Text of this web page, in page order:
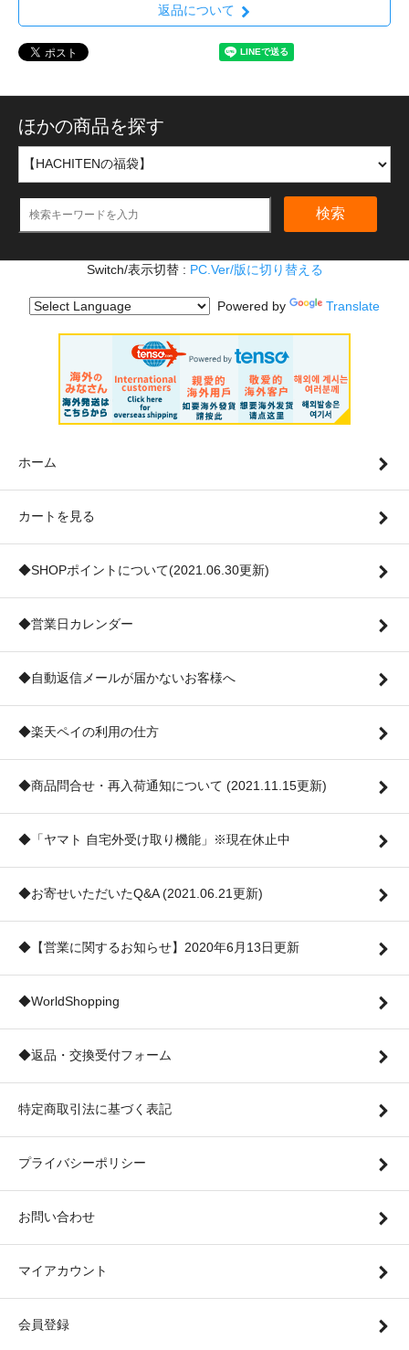
返品について
ほかの商品を探す
検索
Switch/表示切替 : PC.Ver/版に切り替える
Powered by Translate
ホーム
カートを見る
◆SHOPポイントについて(2021.06.30更新)
◆営業日カレンダー
◆自動返信メールが届かないお客様へ
◆楽天ペイの利用の仕方
◆商品問合せ・再入荷通知について (2021.11.15更新)
◆「ヤマト 自宅外受け取り機能」※現在休止中
◆お寄せいただいたQ&A (2021.06.21更新)
◆【営業に関するお知らせ】2020年6月13日更新
◆WorldShopping
◆返品・交換受付フォーム
特定商取引法に基づく表記
プライバシーポリシー
お問い合わせ
マイアカウント
会員登録